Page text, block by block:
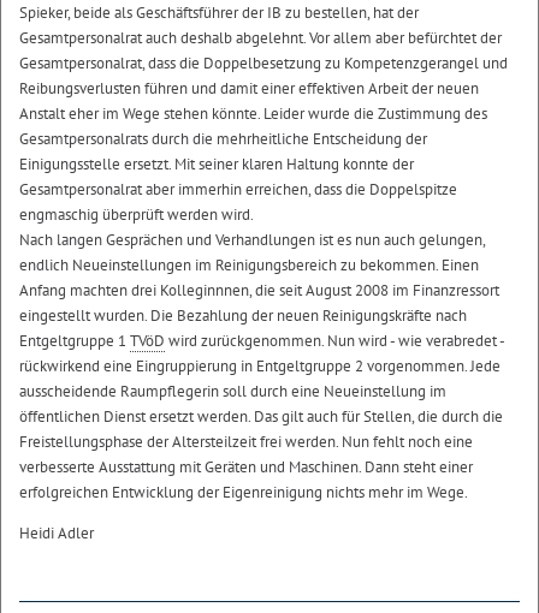
Spieker, beide als Geschäftsführer der IB zu bestellen, hat der
Gesamtpersonalrat auch deshalb abgelehnt. Vor allem aber befürchtet der
Gesamtpersonalrat, dass die Doppelbesetzung zu Kompetenzgerangel und
Reibungsverlusten führen und damit einer effektiven Arbeit der neuen
Anstalt eher im Wege stehen könnte. Leider wurde die Zustimmung des
Gesamtpersonalrats durch die mehrheitliche Entscheidung der
Einigungsstelle ersetzt. Mit seiner klaren Haltung konnte der
Gesamtpersonalrat aber immerhin erreichen, dass die Doppelspitze
engmaschig überprüft werden wird.
Nach langen Gesprächen und Verhandlungen ist es nun auch gelungen,
endlich Neueinstellungen im Reinigungsbereich zu bekommen. Einen
Anfang machten drei Kolleginnnen, die seit August 2008 im Finanzressort
eingestellt wurden. Die Bezahlung der neuen Reinigungskräfte nach
Entgeltgruppe 1 TVöD wird zurückgenommen. Nun wird - wie verabredet -
rückwirkend eine Eingruppierung in Entgeltgruppe 2 vorgenommen. Jede
ausscheidende Raumpflegerin soll durch eine Neueinstellung im
öffentlichen Dienst ersetzt werden. Das gilt auch für Stellen, die durch die
Freistellungsphase der Altersteilzeit frei werden. Nun fehlt noch eine
verbesserte Ausstattung mit Geräten und Maschinen. Dann steht einer
erfolgreichen Entwicklung der Eigenreinigung nichts mehr im Wege.
Heidi Adler